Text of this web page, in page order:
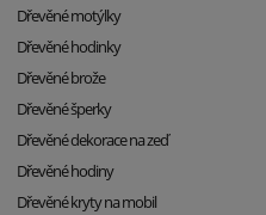
Dřevěné motýlky
Dřevěné hodinky
Dřevěné brože
Dřevěné šperky
Dřevěné dekorace na zeď
Dřevěné hodiny
Dřevěné kryty na mobil